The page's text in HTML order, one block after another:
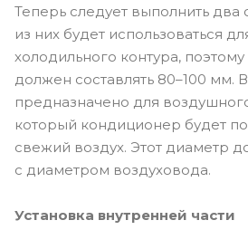
Теперь следует выполнить два
из них будет использоваться
холодильного контура,
должен составлять 80–100 мм.
предназначено для
который кондиционер будет
свежий воздух. Этот диаметр
с диаметром воздуховода.
Установка внутренней части